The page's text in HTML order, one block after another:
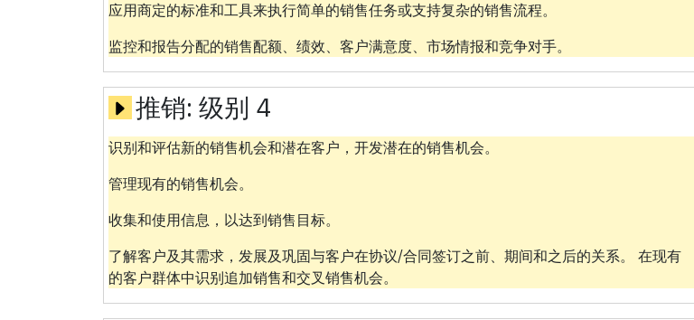
应用商定的标准和工具来执行简单的销售任务或支持复杂的销售流程。
监控和报告分配的销售配额、绩效、客户满意度、市场情报和竞争对手。
推销: 级别 4
识别和评估新的销售机会和潜在客户，开发潜在的销售机会。
管理现有的销售机会。
收集和使用信息，以达到销售目标。
了解客户及其需求，发展及巩固与客户在协议/合同签订之前、期间和之后的关系。 在现有
的客户群体中识别追加销售和交叉销售机会。